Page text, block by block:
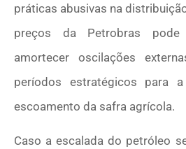
práticas abusivas na
preços da Petrobras
amortecer oscilações
períodos estratégicos para
escoamento da safra agrícola.
Caso a escalada do petróleo